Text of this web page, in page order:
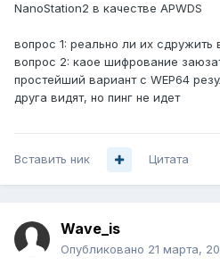
NanoStation2 в качестве APWDS
вопрос 1: реально ли их сдружить
вопрос 2: каое шифрование
простейший вариант с WEP64
друга видят, но пинг не идет
Вставить ник Цитата
Wave_is
Опубликовано 21 марта,